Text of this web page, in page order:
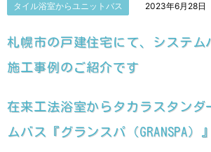
タイル浴室からユニットバス 2023年6月28日
札幌市の戸建住宅にて、システム
施工事例のご紹介です
在来工法浴室からタカラスタンダ
ムバス『グランスパ（GRANSPA）』